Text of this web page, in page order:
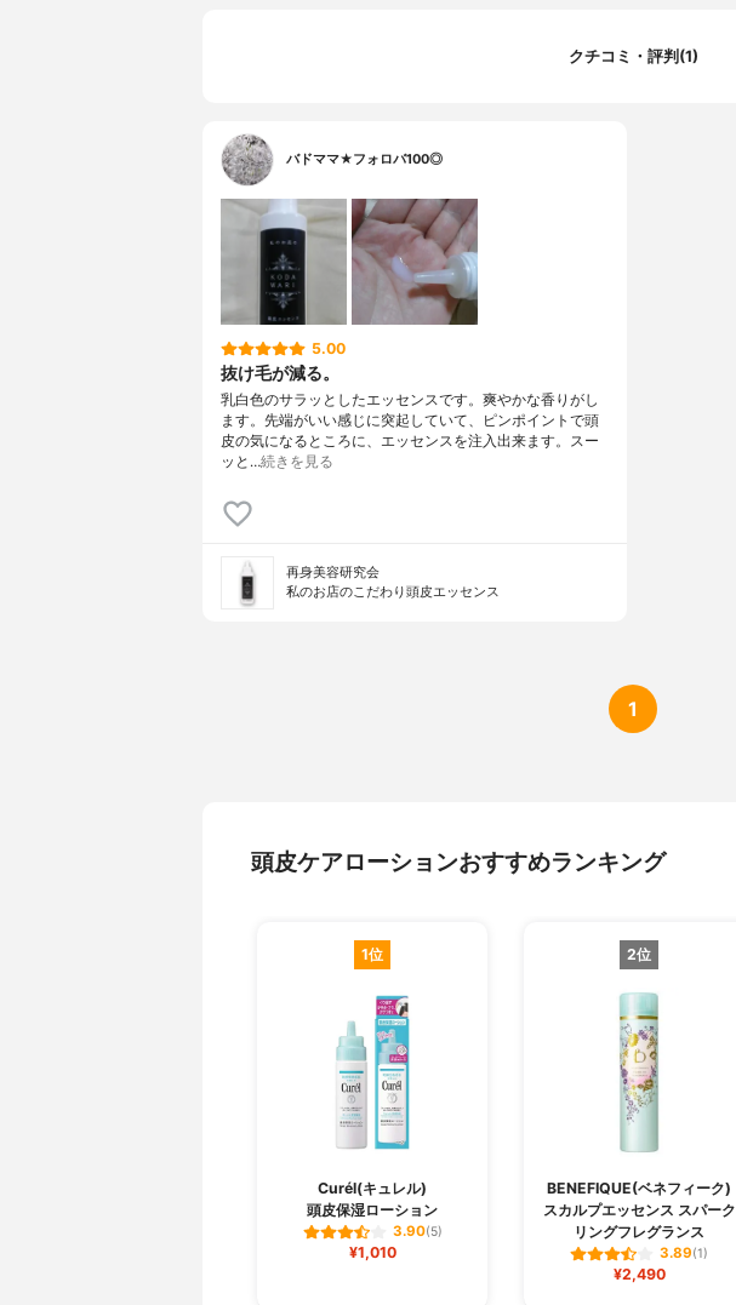
クチコミ・評判(1)
バドママ★フォロバ100◎
5.00
抜け毛が減る。
乳白色のサラッとしたエッセンスです。爽やかな香りがし
ます。先端がいい感じに突起していて、ピンポイントで頭
皮の気になるところに、エッセンスを注入出来ます。スー
ッと…続きを見る
再身美容研究会
私のお店のこだわり頭皮エッセンス
1
頭皮ケアローションおすすめランキング
1位
Curél(キュレル)
頭皮保湿ローション
3.90(5)
¥1,010
2位
BENEFIQUE(ベネフィーク)
スカルプエッセンス スパーク
リングフレグランス
3.89(1)
¥2,490